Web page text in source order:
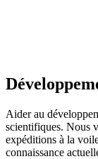
Aider au
scientifiques. Nous
expéditions à la
connaissance